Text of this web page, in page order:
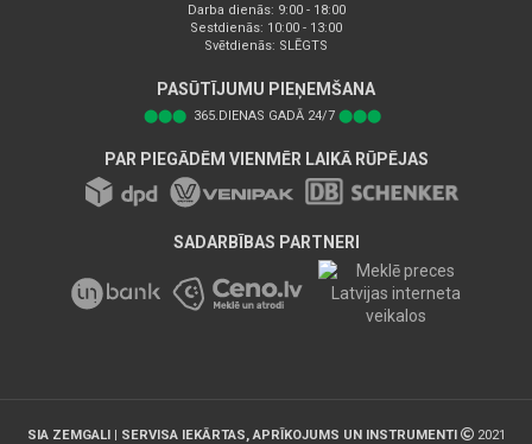
Darba dienās: 9:00 - 18:00
Sestdienās: 10:00 - 13:00
Svētdienās: SLĒGTS
PASŪTĪJUMU PIEŅEMŠANA
⬤⬤⬤ 365.DIENAS GADĀ 24/7 ⬤⬤⬤
PAR PIEGĀDĒM VIENMĒR LAIKĀ RŪPĒJAS
SADARBĪBAS PARTNERI
SIA ZEMGALI | SERVISA IEKĀRTAS, APRĪKOJUMS UN INSTRUMENTI 2021